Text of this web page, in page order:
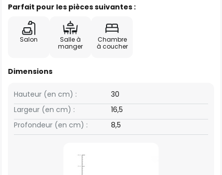
Parfait pour les pièces suivantes :
Salon
Salle à
manger
Chambre
à coucher
Dimensions
Largeur (en cm) : 16,5
Hauteur (en cm) : 30
Profondeur (en cm) : 8,5